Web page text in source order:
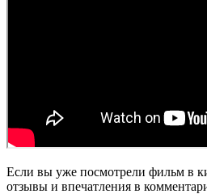
Если вы уже посмотрели фильм в
отзывы и впечатления в